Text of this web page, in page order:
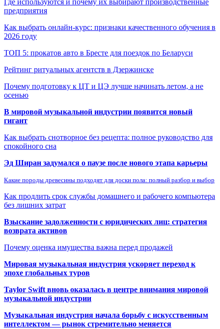
Где используются и почему их выбирают производственные
предприятия
Как выбрать онлайн-курс: признаки качественного обучения в
2026 году
ТОП 5: прокатов авто в Бресте для поездок по Беларуси
Рейтинг ритуальных агентств в Дзержинске
Почему подготовку к ЦТ и ЦЭ лучше начинать летом, а не
осенью
В мировой музыкальной индустрии появится новый
гигант
Как выбрать снотворное без рецепта: полное руководство для
спокойного сна
Эд Ширан задумался о паузе после нового этапа карьеры
Какие породы древесины подходят для доски пола: полный разбор и выбор
Как продлить срок службы домашнего и рабочего компьютера
без лишних затрат
Взыскание задолженности с юридических лиц: стратегия
возврата активов
Почему оценка имущества важна перед продажей
Мировая музыкальная индустрия ускоряет переход к
эпохе глобальных туров
Taylor Swift вновь оказалась в центре внимания мировой
музыкальной индустрии
Музыкальная индустрия начала борьбу с искусственным
интеллектом — рынок стремительно меняется